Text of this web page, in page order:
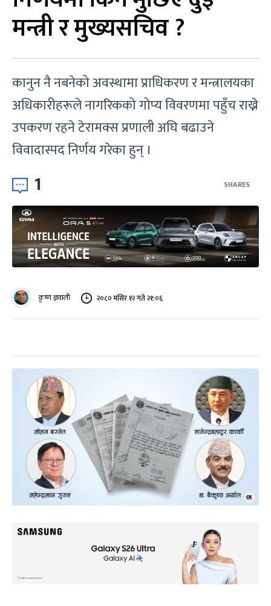
मन्त्री र मुख्यसचिव ?
कानुन नै नबनेको अवस्थामा प्राधिकरण र मन्त्रालयका
अधिकारीहरूले नागरिकको गोप्य विवरणमा पहुँच राख्ने
उपकरण रहने टेरामक्स प्रणाली अघि बढाउने
विवादास्पद निर्णय गरेका हुन् ।
1 SHARES
कृष्ण ज्ञवाली २०८० मंसिर १२ गते २१:०६